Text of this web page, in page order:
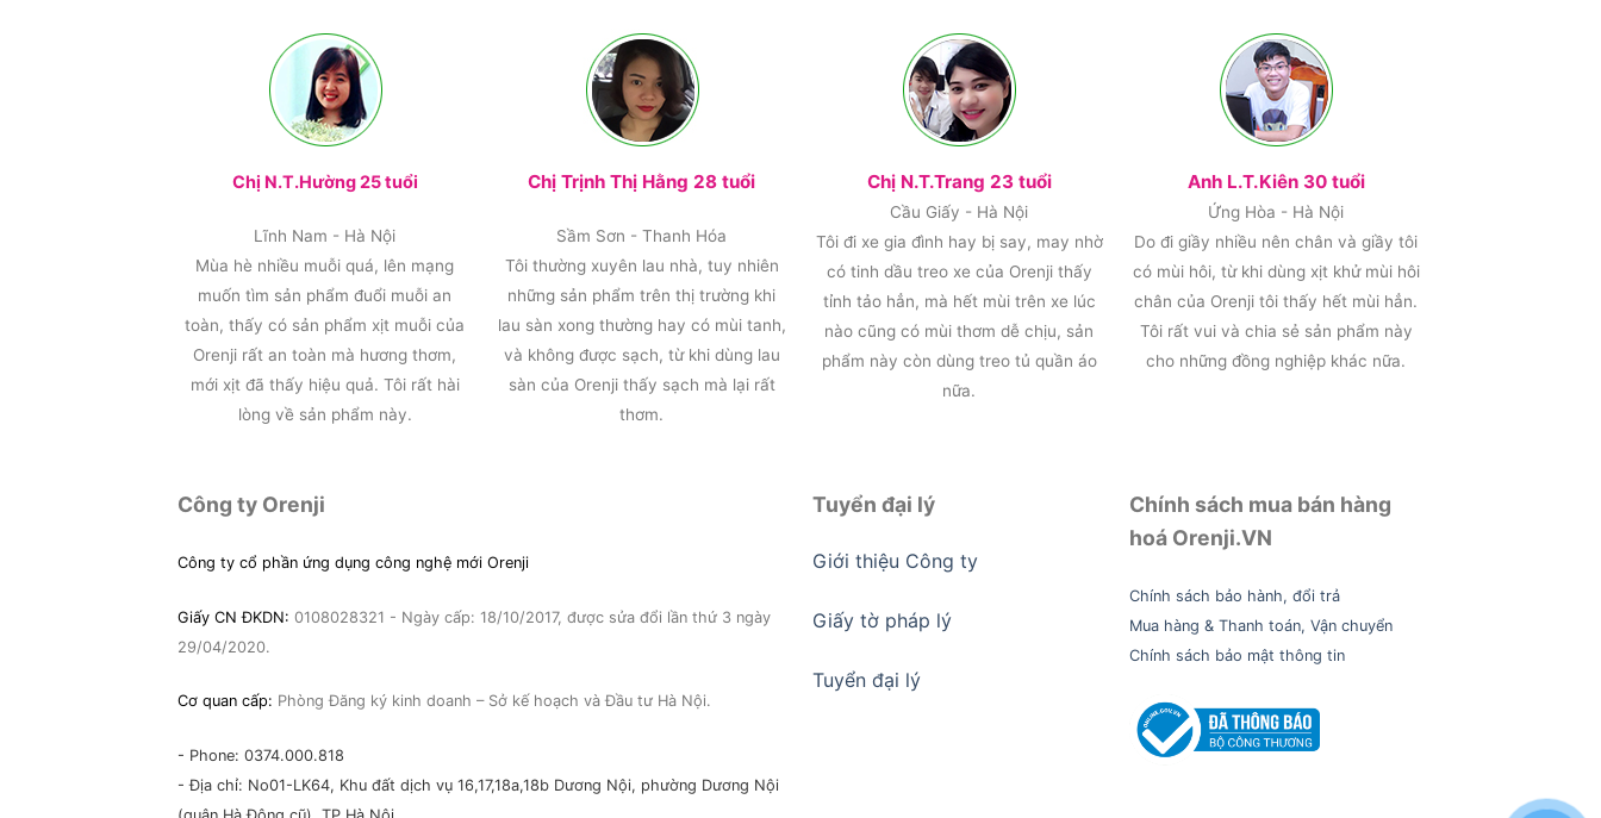
Chị N.T.Hường 25 tuổi
Lĩnh Nam - Hà Nội
Mùa hè nhiều muỗi quá, lên mạng
muốn tìm sản phẩm đuổi muỗi an
toàn, thấy có sản phẩm xịt muỗi của
Orenji rất an toàn mà hương thơm,
mới xịt đã thấy hiệu quả. Tôi rất hài
lòng về sản phẩm này.
Chị Trịnh Thị Hằng 28 tuổi
Sầm Sơn - Thanh Hóa
Tôi thường xuyên lau nhà, tuy nhiên
những sản phẩm trên thị trường khi
lau sàn xong thường hay có mùi tanh,
và không được sạch, từ khi dùng lau
sàn của Orenji thấy sạch mà lại rất
thơm.
Chị N.T.Trang 23 tuổi
Cầu Giấy - Hà Nội
Tôi đi xe gia đình hay bị say, may nhờ
có tinh dầu treo xe của Orenji thấy
tỉnh tảo hẳn, mà hết mùi trên xe lúc
nào cũng có mùi thơm dễ chịu, sản
phẩm này còn dùng treo tủ quần áo
nữa.
Anh L.T.Kiên 30 tuổi
Ứng Hòa - Hà Nội
Do đi giầy nhiều nên chân và giầy tôi
có mùi hôi, từ khi dùng xịt khử mùi hôi
chân của Orenji tôi thấy hết mùi hẳn.
Tôi rất vui và chia sẻ sản phẩm này
cho những đồng nghiệp khác nữa.
Công ty Orenji
Công ty cổ phần ứng dụng công nghệ mới Orenji
Giấy CN ĐKDN:0108028321 - Ngày cấp: 18/10/2017, được sửa đổi lần thứ 3 ngày
29/04/2020.
Cơ quan cấp: Phòng Đăng ký kinh doanh – Sở kế hoạch và Đầu tư Hà Nội.
- Phone: 0374.000.818
- Địa chỉ: No01-LK64, Khu đất dịch vụ 16,17,18a,18b Dương Nội, phường Dương Nội
Tuyển đại lý
Giới thiệu Công ty
Giấy tờ pháp lý
Tuyển đại lý
Chính sách mua bán hàng
hoá Orenji.VN
Chính sách bảo hành, đổi trả
Mua hàng & Thanh toán, Vận chuyển
Chính sách bảo mật thông tin